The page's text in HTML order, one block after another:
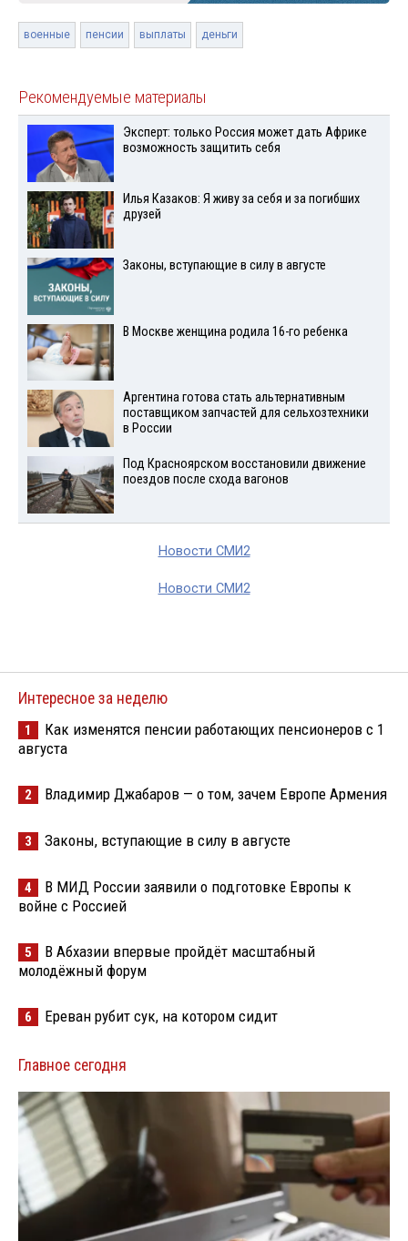
военные пенсии выплаты деньги
Рекомендуемые материалы
Эксперт: только Россия может дать Африке
возможность защитить себя
Илья Казаков: Я живу за себя и за погибших
друзей
Законы, вступающие в силу в августе
В Москве женщина родила 16-го ребенка
Аргентина готова стать альтернативным
поставщиком запчастей для сельхозтехники
в России
Под Красноярском восстановили движение
поездов после схода вагонов
Новости СМИ2
Новости СМИ2
Интересное за неделю
1
Как изменятся пенсии работающих пенсионеров с 1
августа
2 Владимир Джабаров — о том, зачем Европе Армения
3 Законы, вступающие в силу в августе
4
В МИД России заявили о подготовке Европы к
войне с Россией
5
В Абхазии впервые пройдёт масштабный
молодёжный форум
6 Ереван рубит сук, на котором сидит
Главное сегодня